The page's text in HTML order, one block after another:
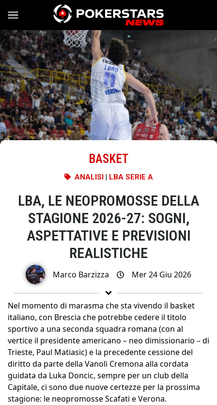
Vai al contenuto
BASKET
ANALISI| LBA SERIE A
LBA, LE NEOPROMOSSE DELLA
STAGIONE 2026-27: SOGNI,
ASPETTATIVE E PREVISIONI
REALISTICHE
Marco Barzizza Mer 24 Giu 2026
Nel momento di marasma che sta vivendo il basket
italiano, con Brescia che potrebbe cedere il titolo
sportivo a una seconda squadra romana (con al
vertice il presidente americano – neo dimissionario – di
Trieste, Paul Matiasic) e la precedente cessione del
diritto da parte della Vanoli Cremona alla cordata
guidata da Luka Doncic, sempre per un club della
Capitale, ci sono due nuove certezze per la prossima
stagione: le neopromosse Scafati e Verona.